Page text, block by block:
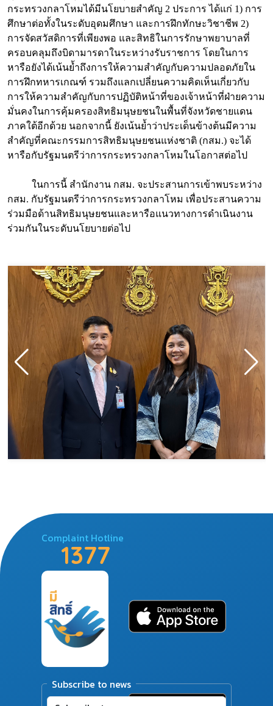
กระทรวงกลาโหมได้มีนโยบายสำคัญ 2 ประการ ได้แก่ 1) การ
ศึกษาต่อทั้งในระดับอุดมศึกษา และการฝึกทักษะวิชาชีพ 2)
การจัดสวัสดิการที่เพียงพอ และสิทธิในการรักษาพยาบาลที่
ครอบคลุมถึงบิดามารดาในระหว่างรับราชการ โดยในการ
หารือยังได้เน้นย้ำถึงการให้ความสำคัญกับความปลอดภัยใน
การฝึกทหารเกณฑ์ รวมถึงแลกเปลี่ยนความคิดเห็นเกี่ยวกับ
การให้ความสำคัญกับการปฏิบัติหน้าที่ของเจ้าหน้าที่ฝ่ายความ
มั่นคงในการคุ้มครองสิทธิมนุษยชนในพื้นที่จังหวัดชายแดน
ภาคใต้อีกด้วย นอกจากนี้ ยังเน้นย้ำว่าประเด็นข้างต้นมีความ
สำคัญที่คณะกรรมการสิทธิมนุษยชนแห่งชาติ (กสม.) จะได้
หารือกับรัฐมนตรีว่าการกระทรวงกลาโหมในโอกาสต่อไป
ในการนี้ สำนักงาน กสม. จะประสานการเข้าพบระหว่าง
กสม. กับรัฐมนตรีว่าการกระทรวงกลาโหม เพื่อประสานความ
ร่วมมือด้านสิทธิมนุษยชนและหารือแนวทางการดำเนินงาน
ร่วมกันในระดับนโยบายต่อไป
Complaint Hotline
1377
Subscribe to news